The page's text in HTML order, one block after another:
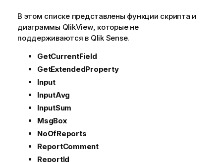
В этом списке представлены функции скрипта и
диаграммы QlikView, которые не
поддерживаются в Qlik Sense.
GetCurrentField
GetExtendedProperty
Input
InputAvg
InputSum
MsgBox
NoOfReports
ReportComment
ReportId